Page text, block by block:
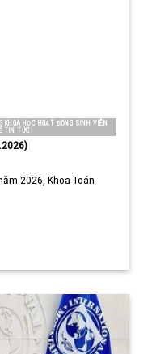
HỌC HOẠT ĐỘNG SINH VIÊN
TIN TỨC
2026, Khoa Toán